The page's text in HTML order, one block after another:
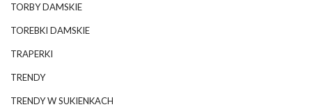
TORBY DAMSKIE
TOREBKI DAMSKIE
TRAPERKI
TRENDY
TRENDY W SUKIENKACH